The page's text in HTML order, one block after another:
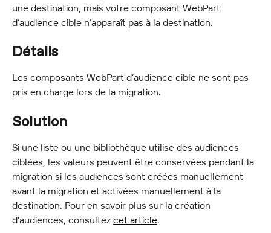
une destination, mais votre composant WebPart
d’audience cible n’apparaît pas à la destination.
Détails
Les composants WebPart d’audience cible ne sont pas
pris en charge lors de la migration.
Solution
Si une liste ou une bibliothèque utilise des audiences
ciblées, les valeurs peuvent être conservées pendant la
migration si les audiences sont créées manuellement
avant la migration et activées manuellement à la
destination. Pour en savoir plus sur la création
d’audiences, consultez cet article.